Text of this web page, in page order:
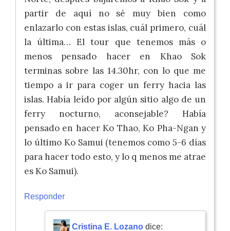
partir de aquí no sé muy bien como
enlazarlo con estas islas, cuál primero, cuál
la última… El tour que tenemos más o
menos pensado hacer en Khao Sok
terminas sobre las 14.30hr, con lo que me
tiempo a ir para coger un ferry hacia las
islas. Había leído por algún sitio algo de un
ferry nocturno, aconsejable? Había
pensado en hacer Ko Thao, Ko Pha-Ngan y
lo último Ko Samui (tenemos como 5-6 días
para hacer todo esto, y lo q menos me atrae
es Ko Samui).
Responder
Cristina E. Lozano dice: